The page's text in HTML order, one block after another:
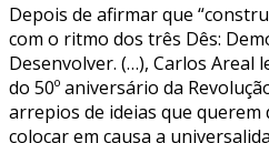
Depois de afirmar que
com o ritmo dos três Dês:
Desenvolver. (…), Carlos Areal
do 50º aniversário da
arrepios de ideias que querem
colocar em causa a